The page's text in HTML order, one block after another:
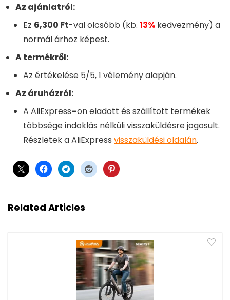
Az ajánlatról:
Ez 6,300 Ft-val olcsóbb (kb. 13% kedvezmény) a
normál árhoz képest.
A termékről:
Az értékelése 5/5, 1 vélemény alapján.
Az áruházról:
A AliExpress–on eladott és szállított termékek
többsége indoklás nélküli visszaküldésre jogosult.
Részletek a AliExpress visszaküldési oldalán.
Related Articles